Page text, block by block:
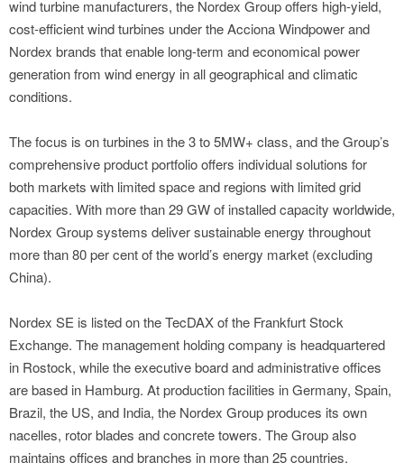
wind turbine manufacturers, the Nordex Group offers high-yield,
cost-efficient wind turbines under the Acciona Windpower and
Nordex brands that enable long-term and economical power
generation from wind energy in all geographical and climatic
conditions.
The focus is on turbines in the 3 to 5MW+ class, and the Group’s
comprehensive product portfolio offers individual solutions for
both markets with limited space and regions with limited grid
capacities. With more than 29 GW of installed capacity worldwide,
Nordex Group systems deliver sustainable energy throughout
more than 80 per cent of the world’s energy market (excluding
China).
Nordex SE is listed on the TecDAX of the Frankfurt Stock
Exchange. The management holding company is headquartered
in Rostock, while the executive board and administrative offices
are based in Hamburg. At production facilities in Germany, Spain,
Brazil, the US, and India, the Nordex Group produces its own
nacelles, rotor blades and concrete towers. The Group also
maintains offices and branches in more than 25 countries.